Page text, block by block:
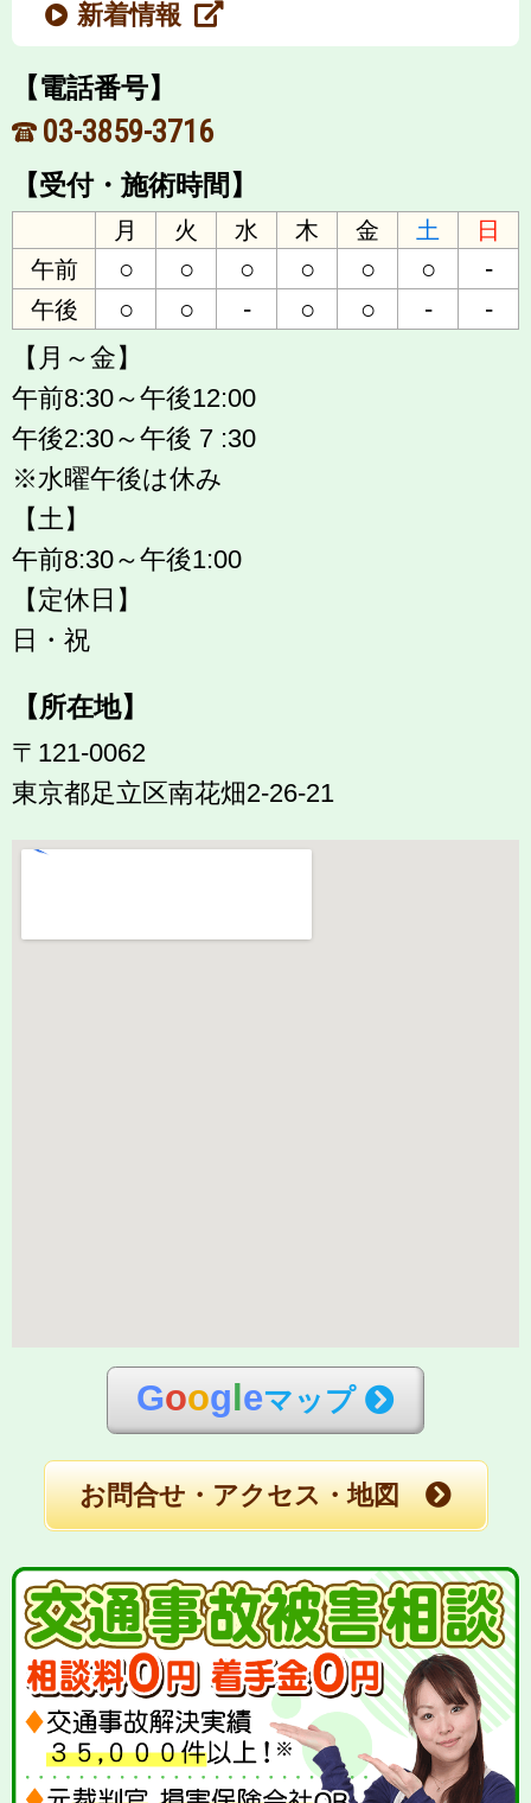
新着情報
【電話番号】
03-3859-3716
【受付・施術時間】
月 火 水 木 金 土
日
午前
○ ○ ○ ○ ○ ○ -
午後 ○ ○ - ○ ○ -
-
【月～金】
午前8:30～午後12:00
午後2:30～午後 7 :30
※水曜午後は休み
【土】
午前8:30～午後1:00
【定休日】
日・祝
【所在地】
〒121-0062
東京都足立区南花畑2-26-21
Goog eマップ
お問合せ・アクセス・地図